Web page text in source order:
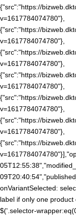
{"src":"https://
v=1617784074780"},
{"src":"https://
v=1617784074780"},
{"src":"https://
v=1617784074780"},
{"src":"https://
v=1617784074780"},
{"src":"https://
v=1617784074780"},
{"src":"https://
v=1617784074780"},
{"src":"https://
onVariantSelected:
label if only one product
$('.selector-